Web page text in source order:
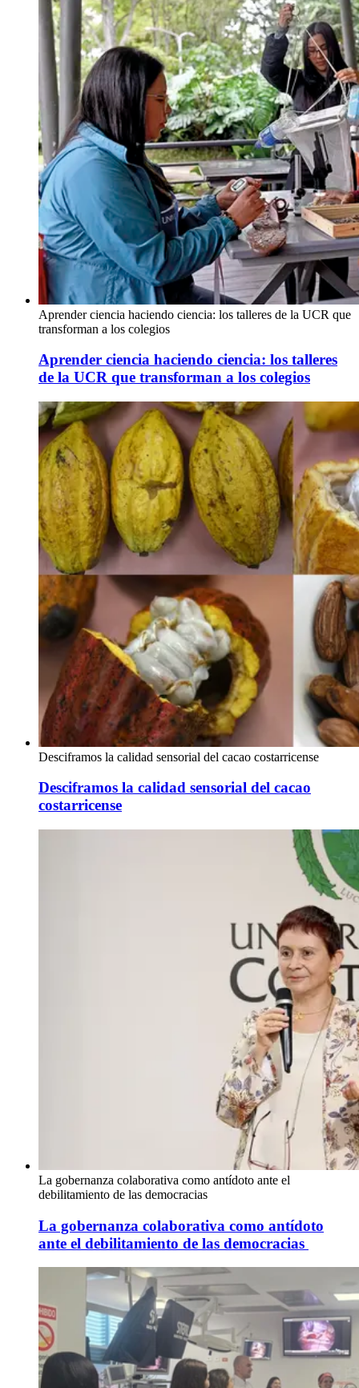
Aprender ciencia haciendo ciencia: los talleres de la UCR que
transforman a los colegios
Aprender ciencia haciendo ciencia: los talleres
de la UCR que transforman a los colegios
Desciframos la calidad sensorial del cacao costarricense
Desciframos la calidad sensorial del cacao
costarricense
La gobernanza colaborativa como antídoto ante el
debilitamiento de las democracias
La gobernanza colaborativa como antídoto
ante el debilitamiento de las democracias